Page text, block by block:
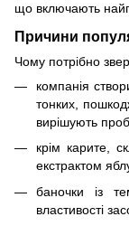
що включають
Причини
Чому потрібно
компанія
тонких,
вирішують
крім карите,
екстрактом
баночки із
властивості